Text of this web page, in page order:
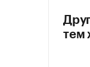
тем